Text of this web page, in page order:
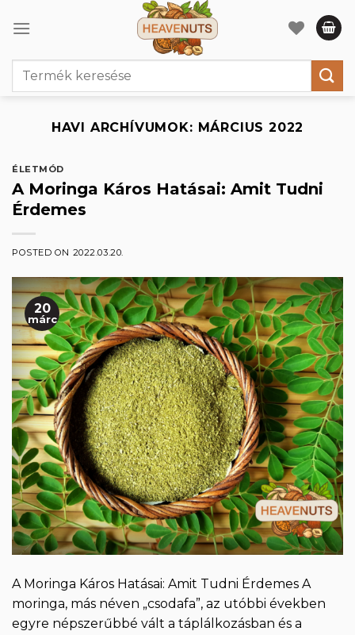
Keresés
HAVI ARCHÍVUMOK: MÁRCIUS 2022
ÉLETMÓD
A Moringa Káros Hatásai: Amit Tudni
Érdemes
POSTED ON 2022.03.20.
20
márc
A Moringa Káros Hatásai: Amit Tudni Érdemes A
moringa, más néven „csodafa”, az utóbbi években
egyre népszerűbbé vált a táplálkozásban és a